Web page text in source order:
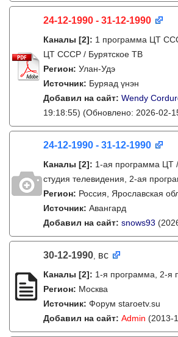
24-12-1990 - 31-12-1990
Каналы [2]: 1 программа ЦТ
ЦТ СССР / Бурятское ТВ
Регион: Улан-Удэ
Источник: Буряад үнэн
Добавил на сайт: Wendy
19:18:55) (Обновлено: 2026-02-
24-12-1990 - 31-12-1990
Каналы [2]: 1-ая программа ЦТ
студия телевидения, 2-ая
Регион: Россия, Ярославская
Источник: Авангард
Добавил на сайт: snows93
30-12-1990, вс
Каналы [2]: 1-я программа, 2-я
Регион: Москва
Источник: Форум staroetv.su
Добавил на сайт: Admin (2013-